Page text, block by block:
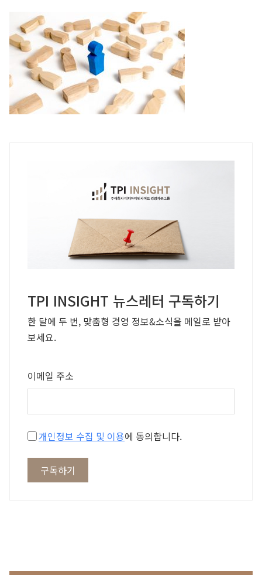
TPI INSIGHT 뉴스레터 구독하기
한 달에 두 번, 맞춤형 경영 정보&소식을 메일로 받아
보세요.
이메일 주소
개인정보 수집 및 이용에 동의합니다.
구독하기